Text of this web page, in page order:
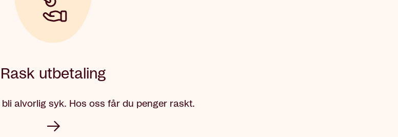
Rask utbetaling
alvorlig syk. Hos oss får du penger raskt.